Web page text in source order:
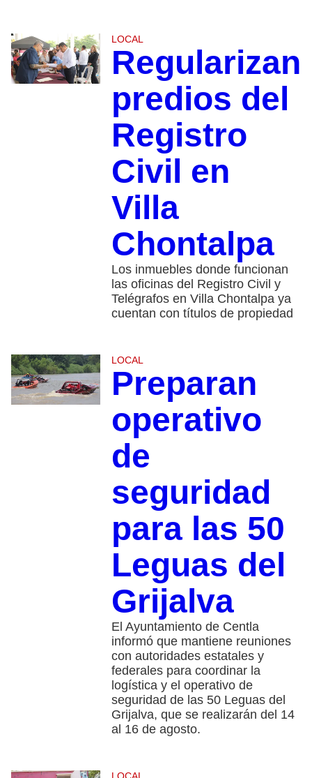
LOCAL
Regularizan
predios del
Registro
Civil en
Villa
Chontalpa
Los inmuebles donde funcionan
las oficinas del Registro Civil y
Telégrafos en Villa Chontalpa ya
cuentan con títulos de propiedad
LOCAL
Preparan
operativo
de
seguridad
para las 50
Leguas del
Grijalva
El Ayuntamiento de Centla
informó que mantiene reuniones
con autoridades estatales y
federales para coordinar la
logística y el operativo de
seguridad de las 50 Leguas del
Grijalva, que se realizarán del 14
al 16 de agosto.
LOCAL